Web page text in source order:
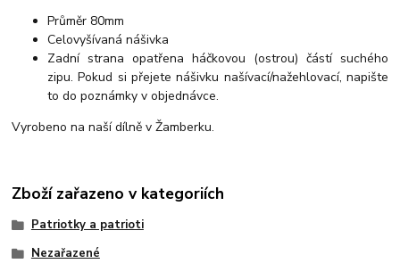
Průměr 80mm
Celovyšívaná nášivka
Zadní strana opatřena háčkovou (ostrou) částí suchého
zipu. Pokud si přejete nášivku našívací/nažehlovací, napište
to do poznámky v objednávce.
Vyrobeno na naší dílně v Žamberku.
Zboží zařazeno v kategoriích
Patriotky a patrioti
Nezařazené